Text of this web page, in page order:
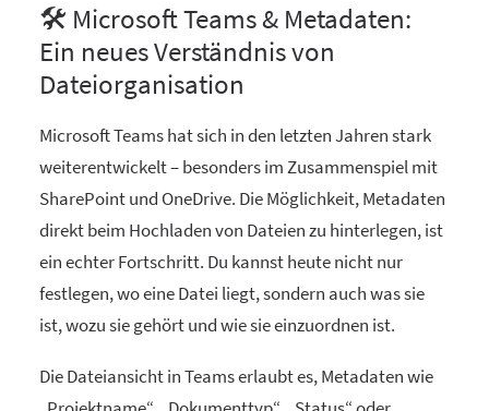
🛠️ Microsoft Teams & Metadaten:
Ein neues Verständnis von
Dateiorganisation
Microsoft Teams hat sich in den letzten Jahren stark
weiterentwickelt – besonders im Zusammenspiel mit
SharePoint und OneDrive. Die Möglichkeit, Metadaten
direkt beim Hochladen von Dateien zu hinterlegen, ist
ein echter Fortschritt. Du kannst heute nicht nur
festlegen, wo eine Datei liegt, sondern auch was sie
ist, wozu sie gehört und wie sie einzuordnen ist.
Die Dateiansicht in Teams erlaubt es, Metadaten wie